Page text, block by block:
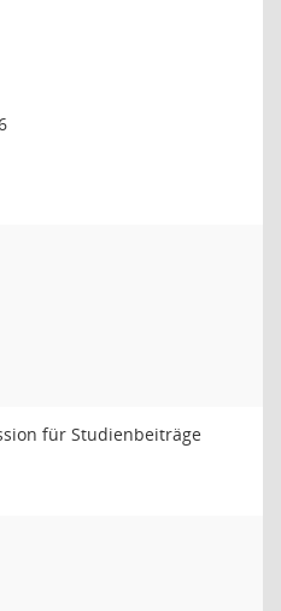
für Studienbeiträge